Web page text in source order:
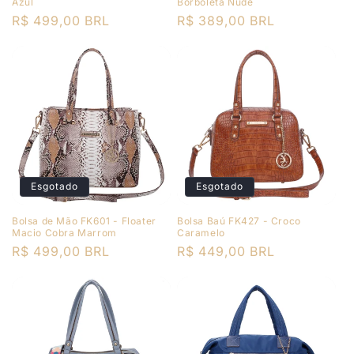
Preço
R$ 499,00 BRL
Preço
R$ 389,00 BRL
Esgotado
Bolsa de Mão FK601 - Floater
Macio Cobra Marrom
Preço
R$ 499,00 BRL
Esgotado
Bolsa Baú FK427 - Croco
Caramelo
Preço
R$ 449,00 BRL